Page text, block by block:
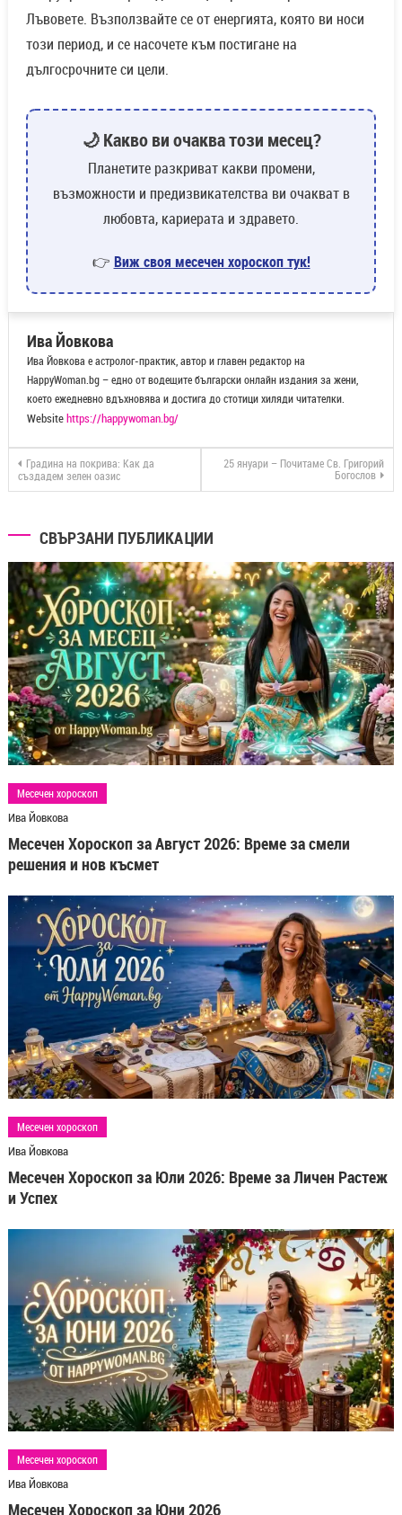
Лъвовете. Възползвайте се от енергията, която ви носи
този период, и се насочете към постигане на
дългосрочните си цели.
🌙 Какво ви очаква този месец?
Планетите разкриват какви промени,
възможности и предизвикателства ви очакват в
любовта, кариерата и здравето.
👉 Виж своя месечен хороскоп тук!
Ива Йовкова
Ива Йовкова е астролог-практик, автор и главен редактор на
HappyWoman.bg – едно от водещите български онлайн издания за жени,
което ежедневно вдъхновява и достига до стотици хиляди читателки.
Websitehttps://happywoman.bg/
Градина на покрива: Как да
създадем зелен оазис
25 януари – Почитаме Св. Григорий
Богослов
СВЪРЗАНИ ПУБЛИКАЦИИ
Месечен хороскоп
Ива Йовкова
Месечен Хороскоп за Август 2026: Време за смели
решения и нов късмет
Месечен хороскоп
Ива Йовкова
Месечен Хороскоп за Юли 2026: Време за Личен Растеж
и Успех
Месечен хороскоп
Ива Йовкова
Месечен Хороскоп за Юни 2026